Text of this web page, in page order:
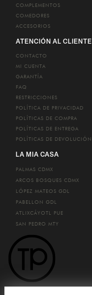
COMPLEMENTOS
COMEDORES
ACCESORIOS
ATENCIÓN AL CLIENTE
CONTACTO
MI CUENTA
GARANTÍA
FAQ
RESTRICCIONES
POLÍTICA DE PRIVACIDAD
POLÍTICAS DE COMPRA
POLÍTICAS DE ENTREGA
POLÍTICAS DE DEVOLUCIÓN
LA MIA CASA
PALMAS CDMX
ARCOS BOSQUES CDMX
LÓPEZ MATEOS GDL
PABELLON GDL
ATLIXCÁYOTL PUE
SAN PEDRO MTY